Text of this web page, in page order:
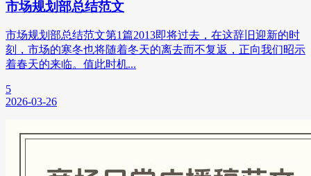
市场规划部总结范文
市场规划部总结范文第1篇2013即将过去，在这辞旧迎新的时
刻，市场的寒冬也将随着冬天的离去而不复返，正向我们昭示
着春天的来临。值此时机...
5
2026-03-26